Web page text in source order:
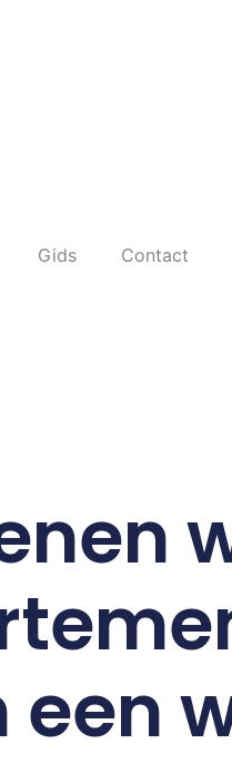
Gids Contact
een